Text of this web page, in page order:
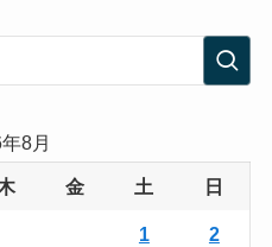
8月
金 土 日
1 2